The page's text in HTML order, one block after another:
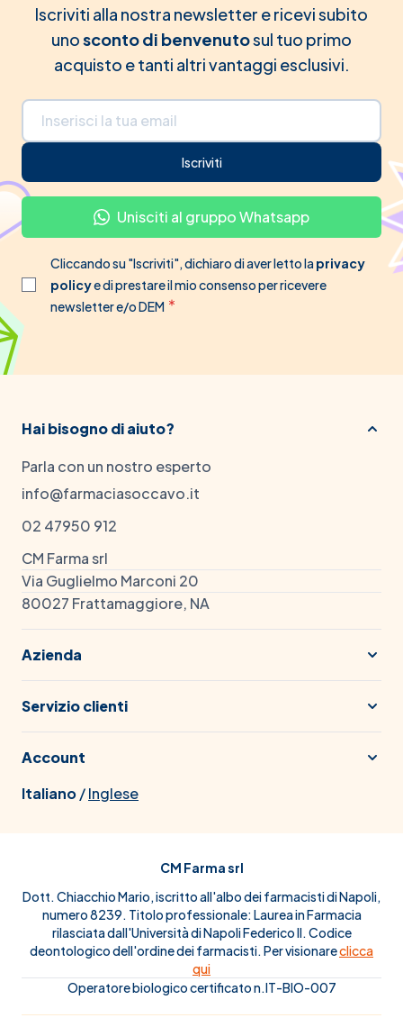
Iscriviti alla nostra newsletter e ricevi subito
unosconto di benvenutosul tuo primo
acquisto e tanti altri vantaggi esclusivi.
Indirizzo email
Iscriviti
Unisciti al gruppo Whatsapp
Cliccando su "Iscriviti", dichiaro di aver letto laprivacy
policye di prestare il mio consenso per ricevere
newsletter e/o DEM
Hai bisogno di aiuto?
Parla con un nostro esperto
info@farmaciasoccavo.it
02 47950 912
CM Farma srl
Via Guglielmo Marconi 20
80027 Frattamaggiore, NA
Azienda
Servizio clienti
Account
Italiano/Inglese
CM Farma srl
Dott. Chiacchio Mario, iscritto all'albo dei farmacisti di Napoli,
numero 8239. Titolo professionale: Laurea in Farmacia
rilasciata dall'Università di Napoli Federico II. Codice
deontologico dell'ordine dei farmacisti. Per visionareclicca
qui
Operatore biologico certificato n.IT-BIO-007